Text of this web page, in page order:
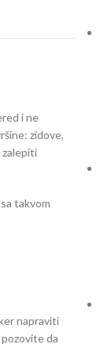
i ne
zidove,
zalepiti
takvom
napraviti
da